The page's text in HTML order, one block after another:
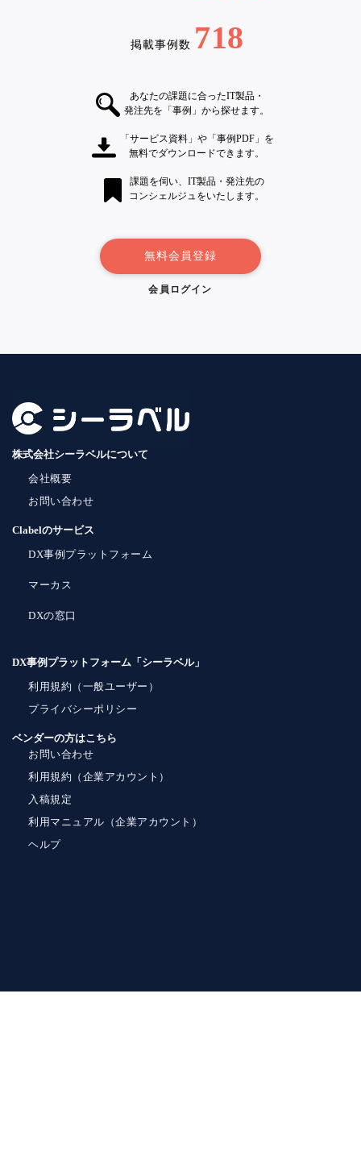
掲載事例数 718
あなたの課題に合ったIT製品・
発注先を「事例」から探せます。
「サービス資料」や「事例PDF」を
無料でダウンロードできます。
課題を伺い、IT製品・発注先の
コンシェルジュをいたします。
無料会員登録
会員ログイン
株式会社シーラベルについて
会社概要
お問い合わせ
Clabelのサービス
DX事例プラットフォーム
マーカス
DXの窓口
DX事例プラットフォーム「シーラベル」
利用規約（一般ユーザー）
プライバシーポリシー
ベンダーの方はこちら
お問い合わせ
利用規約（企業アカウント）
入稿規定
利用マニュアル（企業アカウント）
ヘルプ